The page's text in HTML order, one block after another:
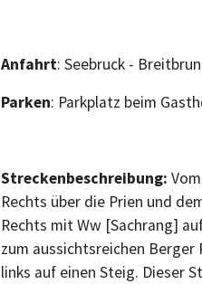
Anfahrt: Seebruck -
Parken: Parkplatz beim
Streckenbeschreibung:
Rechts über die Prien und
Rechts mit Ww [Sachrang]
zum aussichtsreichen
links auf einen Steig. Dieser